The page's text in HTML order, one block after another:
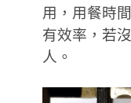
用，用餐時
有效率，若
人。